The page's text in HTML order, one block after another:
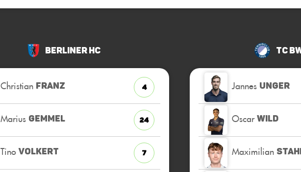
Berliner HC
Christian FRANZ 4
Marius GEMMEL 24
Tino VOLKERT 7
TC
Jannes UNGER
Oscar WILD
Maximilian